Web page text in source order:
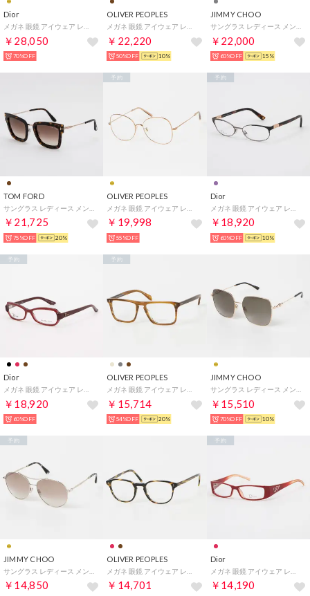
Dior
￥28,050
70%OFF
OLIVER PEOPLES
￥22,220
50%OFF 10%
JIMMY CHOO
￥22,000
60%OFF 15%
TOM FORD
￥21,725
75%OFF 20%
OLIVER PEOPLES
￥19,998
予約
55%OFF
Dior
￥18,920
予約
60%OFF 10%
Dior
￥18,920
予約
60%OFF
OLIVER PEOPLES
￥15,714
予約
54%OFF 20%
JIMMY CHOO
￥15,510
70%OFF 10%
JIMMY CHOO
￥14,850
予約
OLIVER PEOPLES
￥14,701
Dior
￥14,190
予約